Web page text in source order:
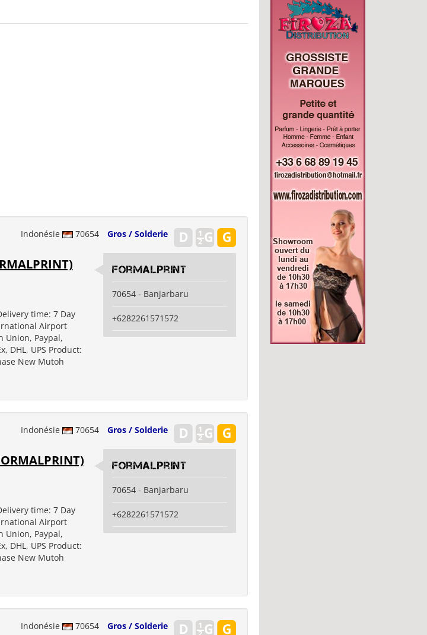
Indonésie 70654 Gros / Solderie
time: 7 Day
Airport
Union, Paypal,
DHL, UPS Product:
New Mutoh
Formalprint
70654 - Banjarbaru
+6282261571572
Indonésie 70654 Gros / Solderie
time: 7 Day
Airport
Union, Paypal,
DHL, UPS Product:
New Mutoh
Formalprint
70654 - Banjarbaru
+6282261571572
Indonésie 70654 Gros / Solderie